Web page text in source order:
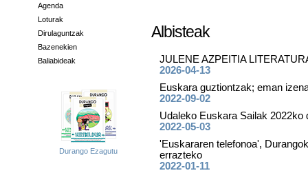
Agenda
Loturak
Dirulaguntzak
Bazenekien
Baliabideak
Durango Ezagutu
Albisteak
JULENE AZPEITIA
2026-04-13
Euskara guztiontzak; eman
2022-09-02
Udaleko Euskara Sailak 2022ko
2022-05-03
'Euskararen telefonoa',
errazteko
2022-01-11